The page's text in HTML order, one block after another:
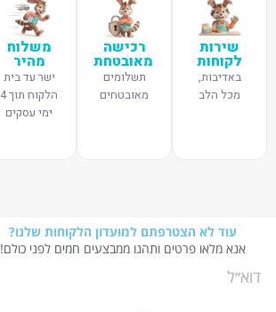
שירות
לקוחות
באדיבות,
מכל הלב
רכישה
מאובטחת
תשלומים
מאובטחים
משלוח
מהיר
ישר עד בית
הלקוח תוך 4
ימי עסקים
עוד לא הצטרפתם למועדון הלקוחות שלנו?
אנא מלאו פרטים ותהנו ממבצעים חמים לפני כולם!